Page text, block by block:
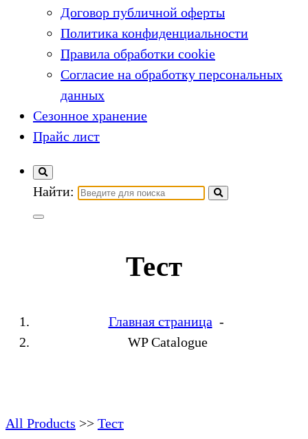
Договор публичной оферты
Политика конфиденциальности
Правила обработки cookie
Согласие на обработку персональных
данных
Сезонное хранение
Прайс лист
Найти:
Тест
Главная страница -
WP Catalogue
All Products >> Тест